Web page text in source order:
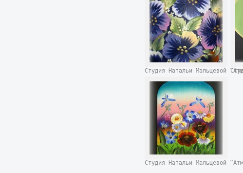
Студия Натальи Мальцевой
Студия Натальи Мальцевой